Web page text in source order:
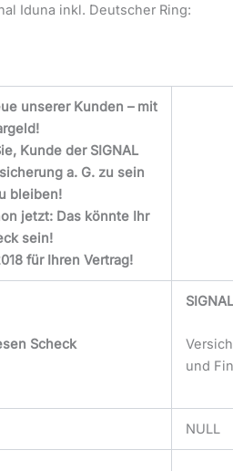
Iduna inkl. Deutscher Ring:
unserer Kunden – mit
Kunde der SIGNAL
a. G. zu sein
bleiben!
jetzt: Das könnte Ihr
sein!
für Ihren Vertrag!
Scheck
und
NULL